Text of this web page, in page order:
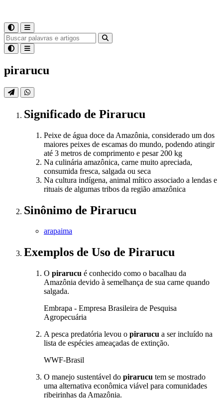
pirarucu
Significado de Pirarucu
Peixe de água doce da Amazônia, considerado um dos
maiores peixes de escamas do mundo, podendo atingir
até 3 metros de comprimento e pesar 200 kg
Na culinária amazônica, carne muito apreciada,
consumida fresca, salgada ou seca
Na cultura indígena, animal mítico associado a lendas e
rituais de algumas tribos da região amazônica
Sinônimo de Pirarucu
arapaima
Exemplos de Uso de Pirarucu
O pirarucu é conhecido como o bacalhau da
Amazônia devido à semelhança de sua carne quando
salgada.
Embrapa - Empresa Brasileira de Pesquisa
Agropecuária
A pesca predatória levou o pirarucu a ser incluído na
lista de espécies ameaçadas de extinção.
WWF-Brasil
O manejo sustentável do pirarucu tem se mostrado
uma alternativa econômica viável para comunidades
ribeirinhas da Amazônia.